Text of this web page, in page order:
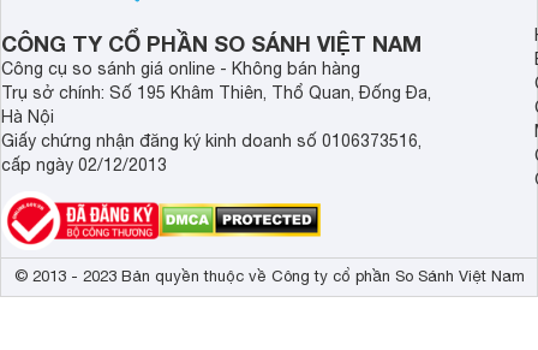
Demax, Hubert và
CÔNG TY CỔ PHẦN SO SÁNH VIỆT NAM
Công cụ so sánh giá online - Không bán hàng
Trụ sở chính: Số 195 Khâm Thiên, Thổ Quan, Đống Đa,
Hà Nội
Giấy chứng nhận đăng ký kinh doanh số 0106373516,
cấp ngày 02/12/2013
© 2013 - 2023 Bản quyền thuộc về Công ty cổ phần So Sánh Việt Nam